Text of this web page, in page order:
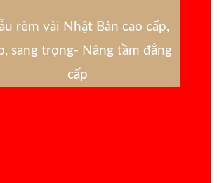
rèm vải Nhật Bản cao cấp,
sang trọng- Nâng tầm đẳng
cấp